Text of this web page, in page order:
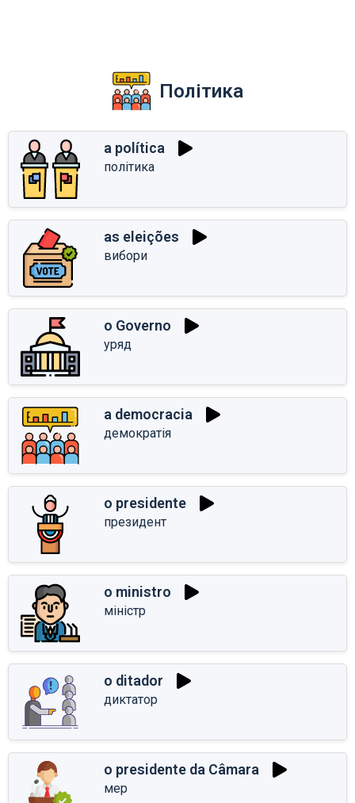
Політика
a política
політика
as eleições
вибори
o Governo
уряд
a democracia
демократія
o presidente
президент
o ministro
міністр
o ditador
диктатор
o presidente da Câmara
мер